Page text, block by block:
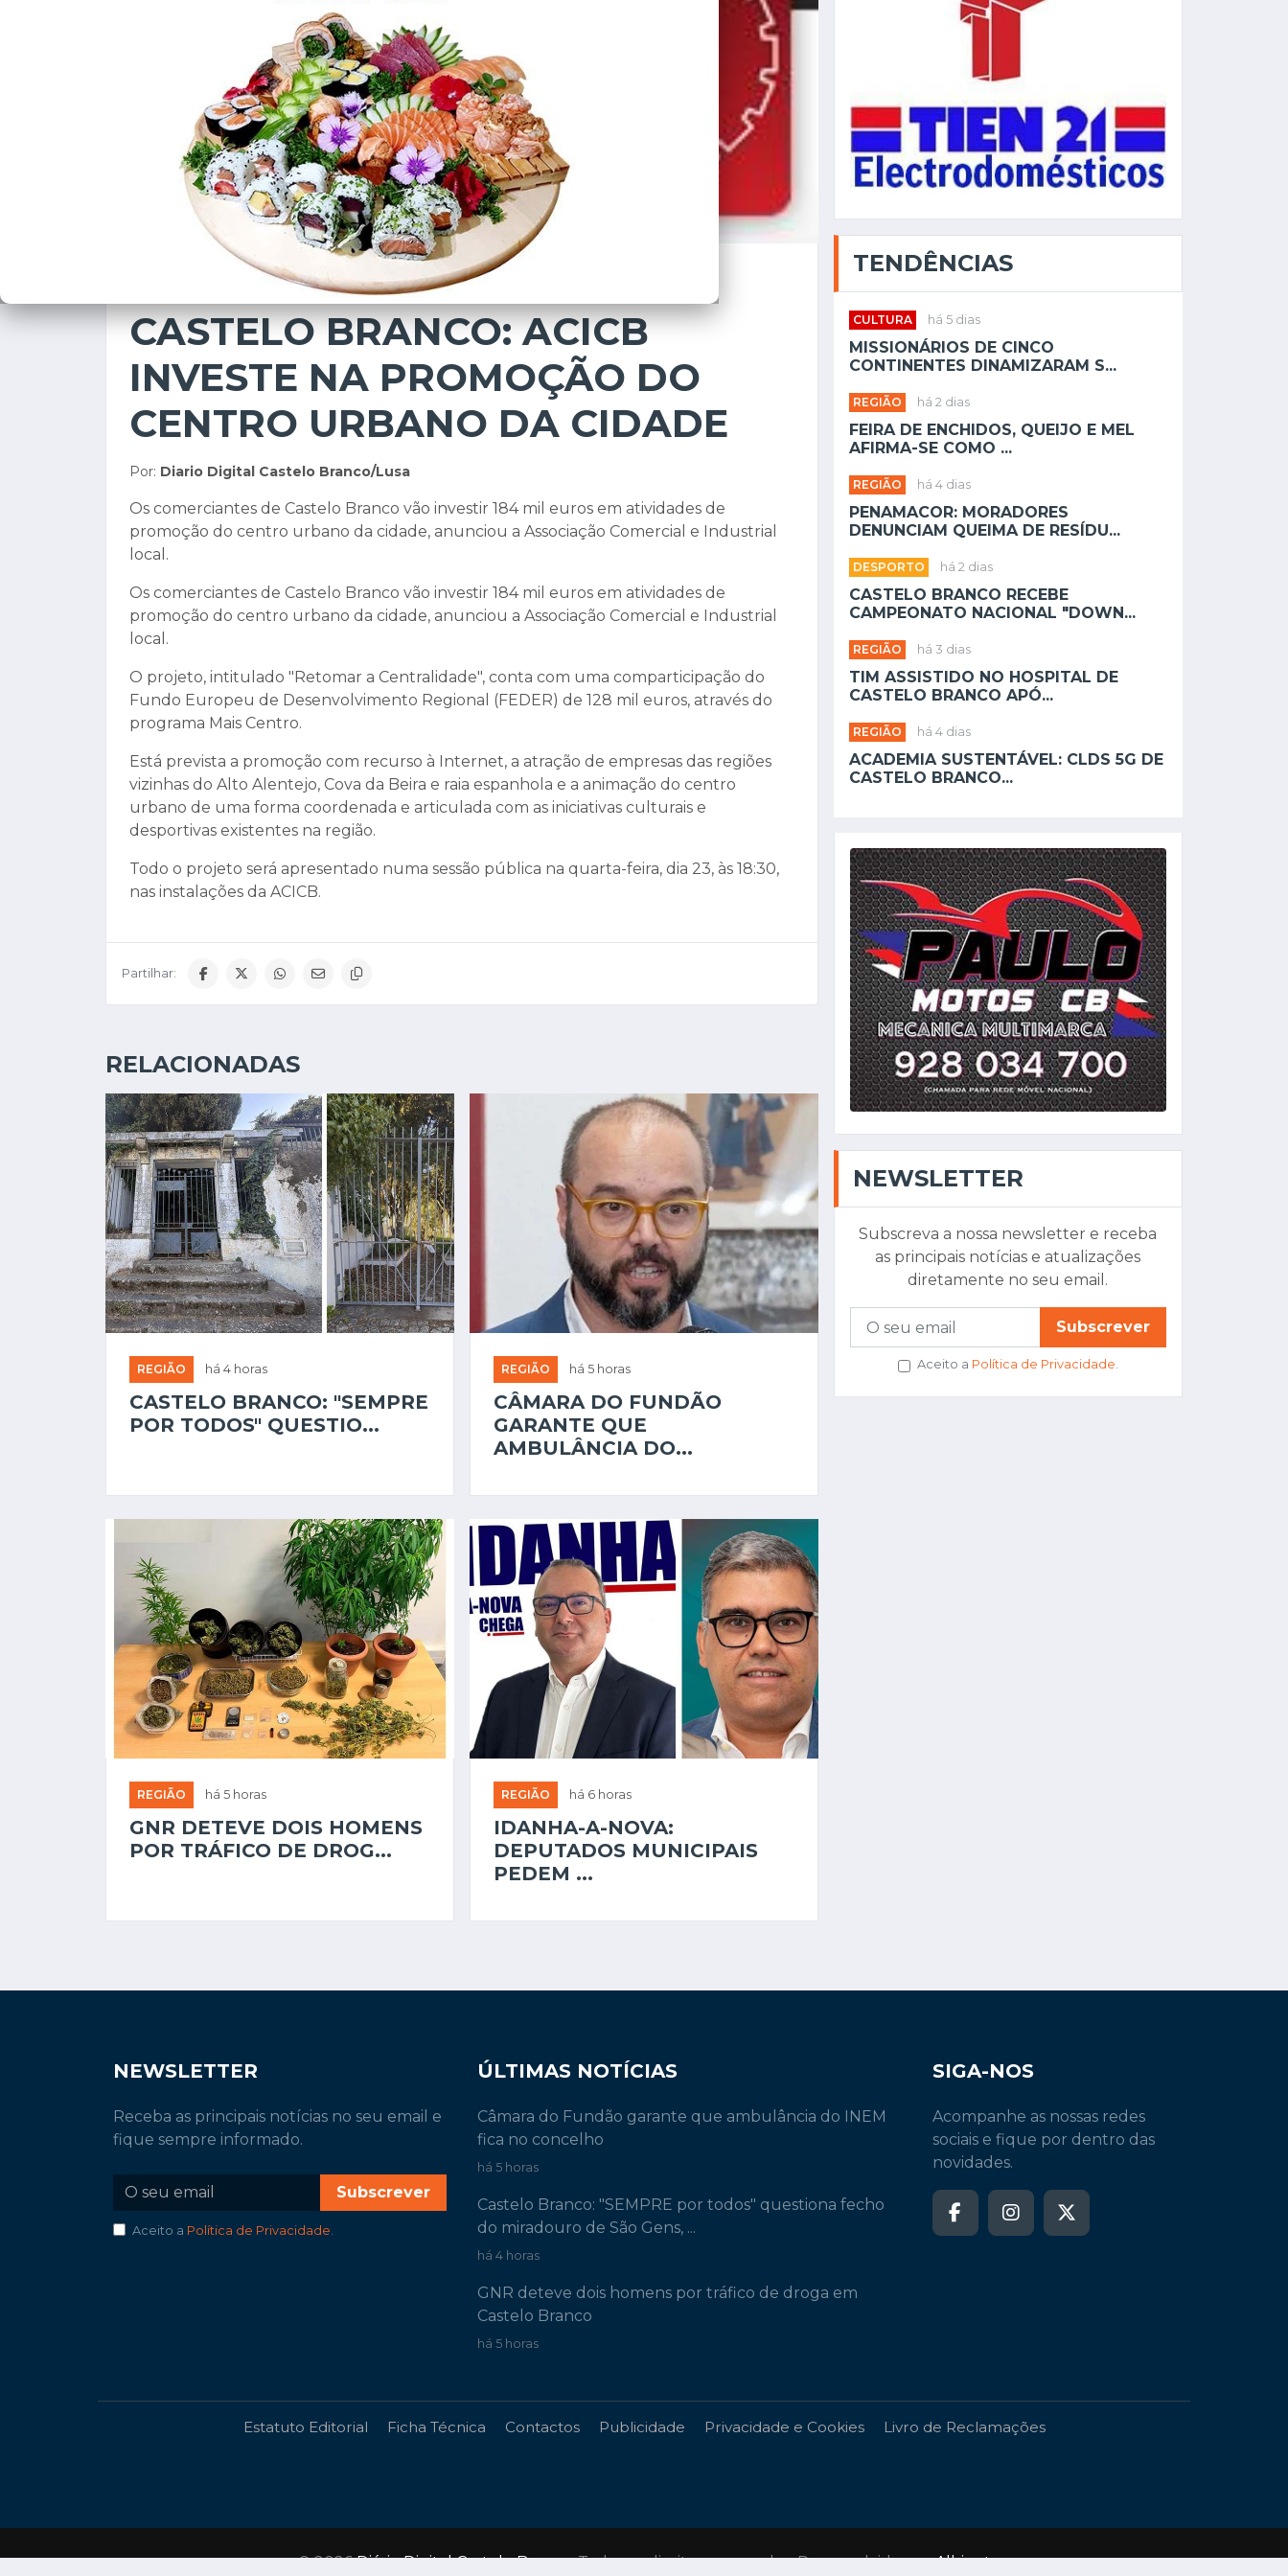
15 de novembro de 2011
CASTELO BRANCO: ACICB
INVESTE NA PROMOÇÃO DO
CENTRO URBANO DA CIDADE
Por: Diario Digital Castelo Branco/Lusa
Os comerciantes de Castelo Branco vão investir 184 mil euros em atividades de
promoção do centro urbano da cidade, anunciou a Associação Comercial e Industrial
local.
Os comerciantes de Castelo Branco vão investir 184 mil euros em atividades de
promoção do centro urbano da cidade, anunciou a Associação Comercial e Industrial
local.
O projeto, intitulado "Retomar a Centralidade", conta com uma comparticipação do
Fundo Europeu de Desenvolvimento Regional (FEDER) de 128 mil euros, através do
programa Mais Centro.
Está prevista a promoção com recurso à Internet, a atração de empresas das regiões
vizinhas do Alto Alentejo, Cova da Beira e raia espanhola e a animação do centro
urbano de uma forma coordenada e articulada com as iniciativas culturais e
desportivas existentes na região.
Todo o projeto será apresentado numa sessão pública na quarta-feira, dia 23, às 18:30,
nas instalações da ACICB.
Partilhar:
RELACIONADAS
REGIÃO há 4 horas
CASTELO BRANCO: "SEMPRE
POR TODOS" QUESTIO...
REGIÃO há 5 horas
CÂMARA DO FUNDÃO
GARANTE QUE
AMBULÂNCIA DO...
REGIÃO há 5 horas
GNR DETEVE DOIS HOMENS
POR TRÁFICO DE DROG...
REGIÃO há 6 horas
IDANHA-A-NOVA:
DEPUTADOS MUNICIPAIS
PEDEM ...
TENDÊNCIAS
CULTURA há 5 dias
MISSIONÁRIOS DE CINCO
CONTINENTES DINAMIZARAM S...
REGIÃO há 2 dias
FEIRA DE ENCHIDOS, QUEIJO E MEL
AFIRMA-SE COMO ...
REGIÃO há 4 dias
PENAMACOR: MORADORES
DENUNCIAM QUEIMA DE RESÍDU...
DESPORTO há 2 dias
CASTELO BRANCO RECEBE
CAMPEONATO NACIONAL "DOWN...
REGIÃO há 3 dias
TIM ASSISTIDO NO HOSPITAL DE
CASTELO BRANCO APÓ...
REGIÃO há 4 dias
ACADEMIA SUSTENTÁVEL: CLDS 5G DE
CASTELO BRANCO...
NEWSLETTER
Subscreva a nossa newsletter e receba
as principais notícias e atualizações
diretamente no seu email.
Subscrever
Aceito a Política de Privacidade.
NEWSLETTER
Receba as principais notícias no seu email e
fique sempre informado.
Subscrever
Aceito a Política de Privacidade
ÚLTIMAS NOTÍCIAS
Câmara do Fundão garante que ambulância do INEM
fica no concelho
há 5 horas
Castelo Branco: "SEMPRE por todos" questiona fecho
do miradouro de São Gens, ...
há 4 horas
GNR deteve dois homens por tráfico de droga em
Castelo Branco
há 5 horas
SIGA-NOS
Acompanhe as nossas redes
sociais e fique por dentro das
novidades.
Estatuto Editorial Ficha Técnica Contactos Publicidade Privacidade e Cookies Livro de Reclamações
© 2026Diário Digital Castelo Branco. Todos os direitos reservados. Desenvolvido porAlbinet